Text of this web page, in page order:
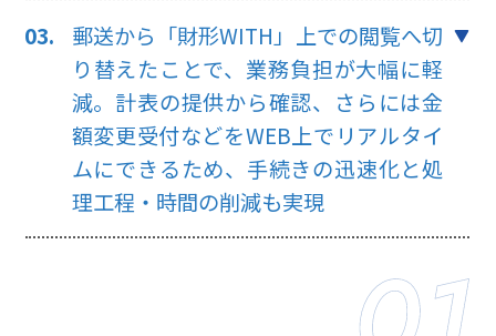
郵送から「財形WITH」上での閲覧へ切
り替えたことで、業務負担が大幅に軽
減。計表の提供から確認、さらには金
額変更受付などをWEB上でリアルタイ
ムにできるため、手続きの迅速化と処
理工程・時間の削減も実現